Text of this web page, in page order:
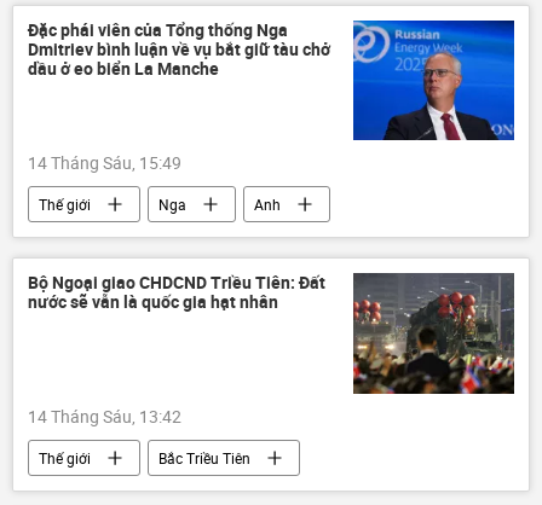
chiến dịch
Cuộc khủng hoảng ở Ukraina
Ukraina
xung đột quân sự
Đặc phái viên của Tổng thống Nga
Dmitriev bình luận về vụ bắt giữ tàu chở
dầu ở eo biển La Manche
14 Tháng Sáu, 15:49
Thế giới Nga
Anh
phương Tây
Chính trị
Chính sách
eo biển La Manche
Bộ Ngoại giao CHDCND Triều Tiên: Đất
nước sẽ vẫn là quốc gia hạt nhân
14 Tháng Sáu, 13:42
Thế giới
Bắc Triều Tiên
nhà khoa học hạt nhân
lĩnh vực hạt nhân